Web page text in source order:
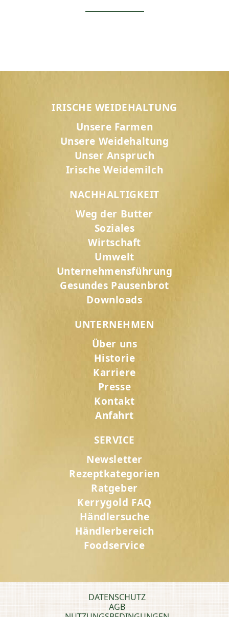
IRISCHE WEIDEHALTUNG
Unsere Farmen
Unsere Weidehaltung
Unser Anspruch
Irische Weidemilch
NACHHALTIGKEIT
Weg der Butter
Soziales
Wirtschaft
Umwelt
Unternehmensführung
Gesundes Pausenbrot
Downloads
UNTERNEHMEN
Über uns
Historie
Karriere
Presse
Kontakt
Anfahrt
SERVICE
Newsletter
Rezeptkategorien
Ratgeber
Kerrygold FAQ
Händlersuche
Händlerbereich
Foodservice
DATENSCHUTZ
AGB